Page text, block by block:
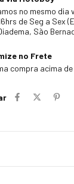
no mesmo
de Seg a Sex
São
no Frete
compra acima